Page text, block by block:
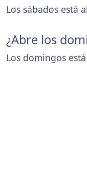
Los sábados está
¿Abre los
Los domingos